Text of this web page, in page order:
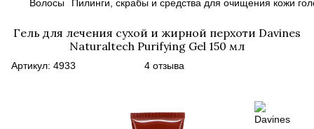
Волосы Пилинги, скрабы и средства для очищения кожи
Гель для лечения сухой и жирной перхоти Davines
Naturaltech Purifying Gel 150 мл
Артикул: 4933 4 отзыва